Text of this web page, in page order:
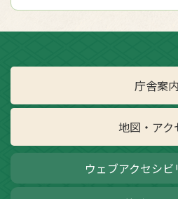
庁舎案内
地図・アク
ウェブアクセシ